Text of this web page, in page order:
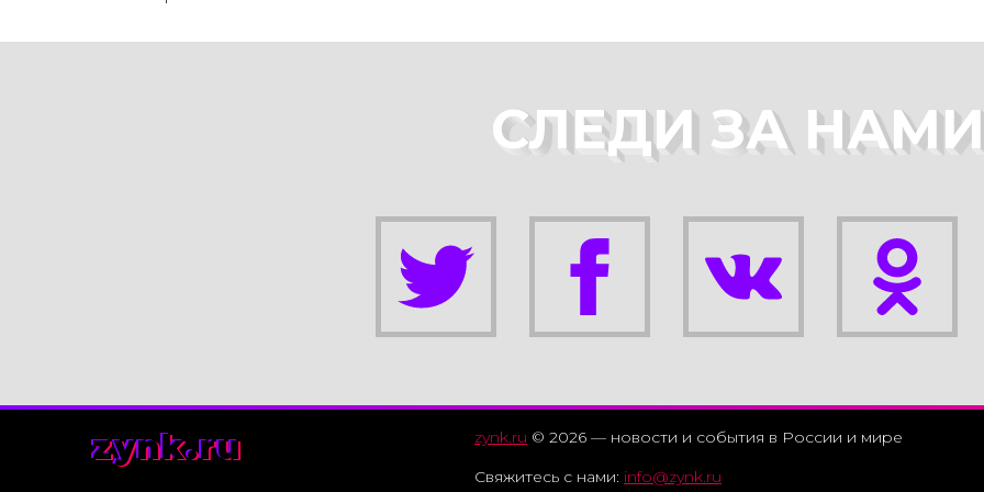
СЛЕДИ ЗА НАМИ
zynk.ru zynk.ru © 2026 — новости и события в России и мире
Свяжитесь с нами: info@zynk.ru